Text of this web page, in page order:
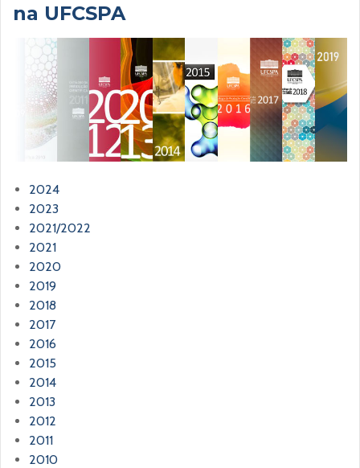
na UFCSPA
2024
2023
2021/2022
2021
2020
2019
2018
2017
2016
2015
2014
2013
2012
2011
2010